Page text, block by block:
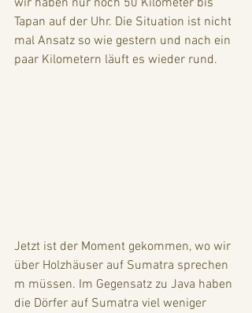
Tapan auf der Uhr. Die Situation ist nicht
mal Ansatz so wie gestern und nach ein
paar Kilometern läuft es wieder rund.
Jetzt ist der Moment gekommen, wo wir
über Holzhäuser auf Sumatra sprechen
m müssen. Im Gegensatz zu Java haben
die Dörfer auf Sumatra viel weniger